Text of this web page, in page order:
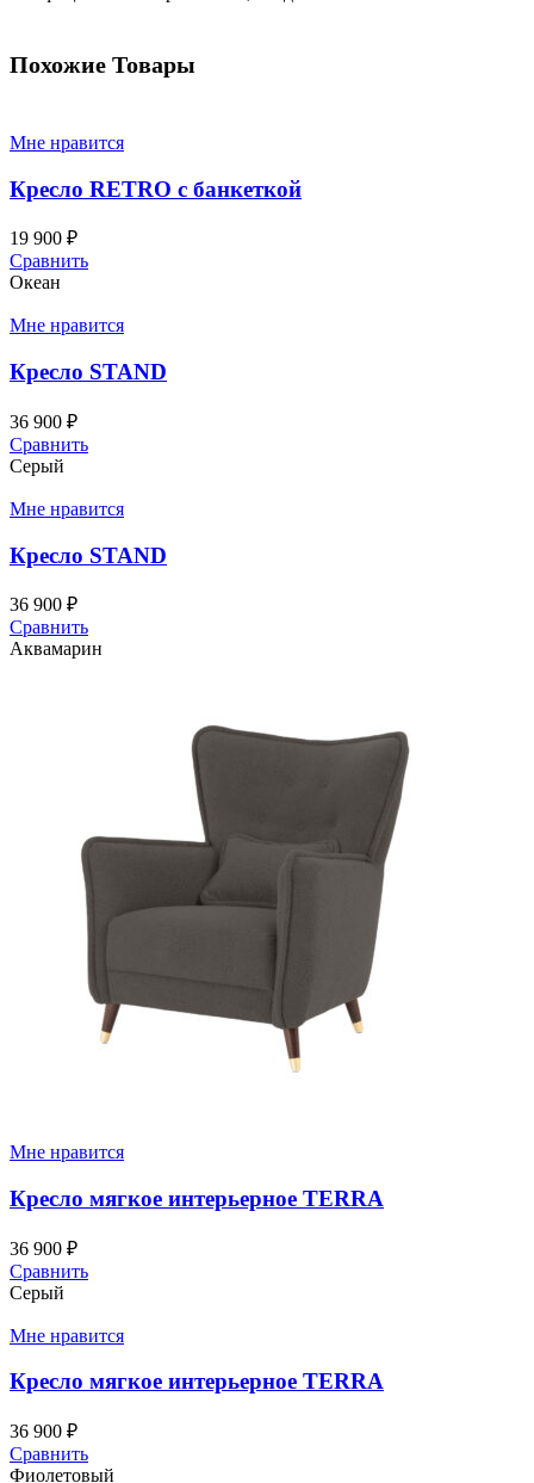
Похожие Товары
Мне нравится
Кресло RETRO с банкеткой
19 900 ₽
Сравнить
Океан
Мне нравится
Кресло STAND
36 900 ₽
Сравнить
Серый
Мне нравится
Кресло STAND
36 900 ₽
Сравнить
Аквамарин
Мне нравится
Кресло мягкое интерьерное TERRA
36 900 ₽
Сравнить
Серый
Мне нравится
Кресло мягкое интерьерное TERRA
36 900 ₽
Сравнить
Фиолетовый